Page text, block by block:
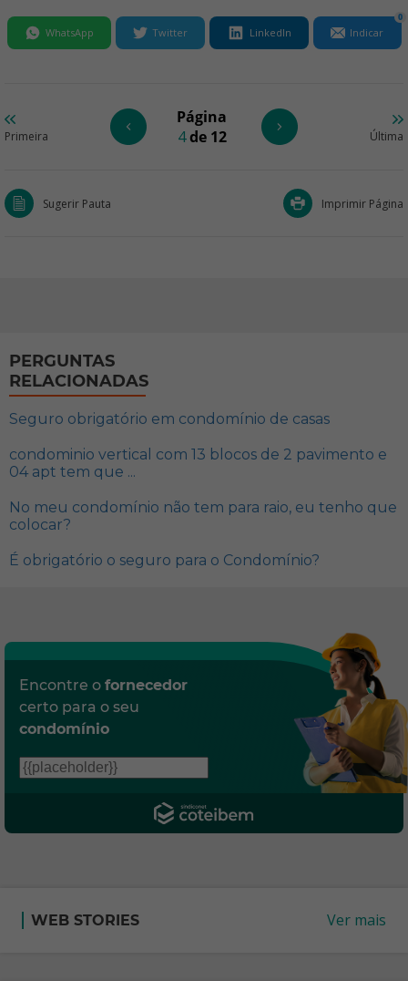
WhatsApp Twitter LinkedIn Indicar
0
Primeira
Página
4de 12 Última
Sugerir Pauta Imprimir Página
PERGUNTAS
RELACIONADAS
Seguro obrigatório em condomínio de casas
condominio vertical com 13 blocos de 2 pavimento e
04 apt tem que ...
No meu condomínio não tem para raio, eu tenho que
colocar?
É obrigatório o seguro para o Condomínio?
Encontre o fornecedor
certo para o seu
condomínio
WEB STORIES Ver mais